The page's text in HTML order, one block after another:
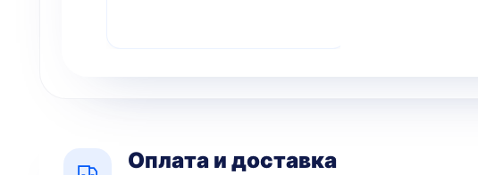
Оплата и доставка